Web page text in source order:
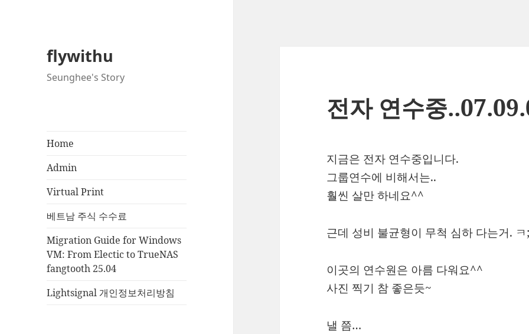
flywithu
Seunghee's Story
Home
Admin
Virtual Print
베트남 주식 수수료
Migration Guide for Windows
VM: From Electic to TrueNAS
fangtooth 25.04
Lightsignal 개인정보처리방침
전자 연수중
지금은 전자 연수중입니다.
그룹연수에 비해서는..
훨씬 살만 하네요^^
근데 성비 불균형이 무척 심하 다는거.
이곳의 연수원은 아름 다워요^^
사진 찍기 참 좋은듯~
낼 쯤…